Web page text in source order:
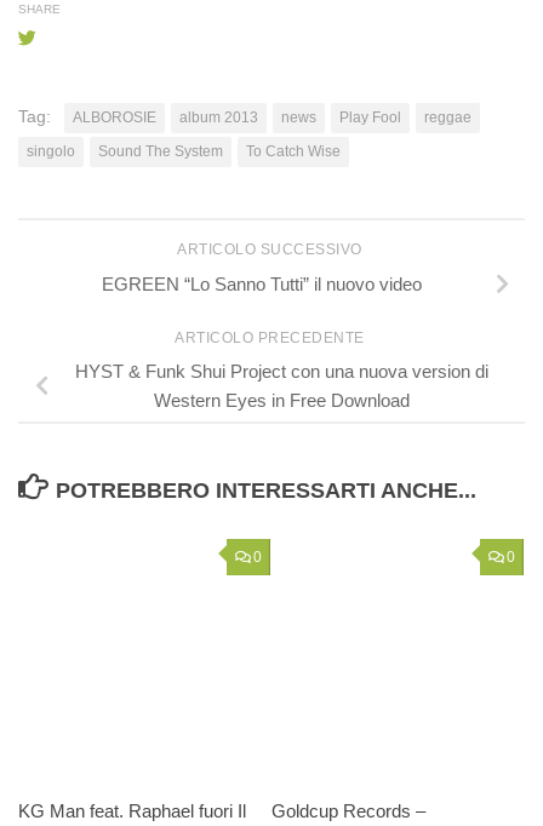
SHARE
Tag: ALBOROSIE album 2013 news Play Fool
reggae
singolo
Sound The System To Catch Wise
ARTICOLO SUCCESSIVO
EGREEN “Lo Sanno Tutti” il nuovo video
ARTICOLO PRECEDENTE
HYST & Funk Shui Project con una nuova version di
Western Eyes in Free Download
POTREBBERO INTERESSARTI ANCHE...
0
KG Man feat. Raphael fuori Il
0
Goldcup Records –